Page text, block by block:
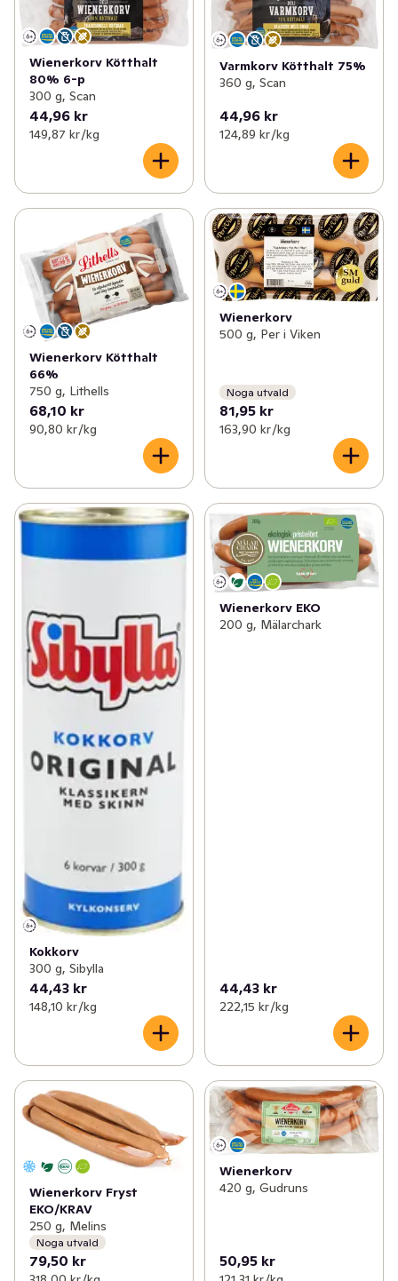
Isterband (4)
✓ Fläsk- och köttkorv
Wienerkorv Kötthalt
80% 6-p
300 g, Scan
44,96 kr
149,87 kr /kg
Varmkorv Kötthalt 75%
360 g, Scan
44,96 kr
124,89 kr /kg
Wienerkorv Kötthalt
66%
750 g, Lithells
68,10 kr
90,80 kr /kg
Wienerkorv
500 g, Per i Viken
Noga utvald
81,95 kr
163,90 kr /kg
Kokkorv
300 g, Sibylla
44,43 kr
148,10 kr /kg
Wienerkorv EKO
200 g, Mälarchark
44,43 kr
222,15 kr /kg
Wienerkorv Fryst
EKO/KRAV
250 g, Melins
Noga utvald
79,50 kr
Wienerkorv
420 g, Gudruns
50,95 kr